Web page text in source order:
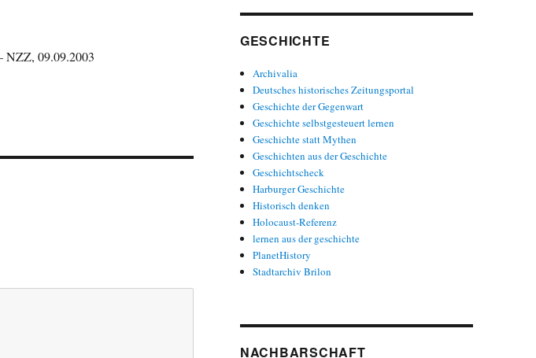
NZZ, 09.09.2003
GESCHICHTE
Archivalia
Deutsches historisches Zeitungsportal
Geschichte der Gegenwart
Geschichte selbstgesteuert lernen
Geschichte statt Mythen
Geschichten aus der Geschichte
Geschichtscheck
Harburger Geschichte
Historisch denken
Holocaust-Referenz
lernen aus der geschichte
PlanetHistory
Stadtarchiv Brilon
NACHBARSCHAFT